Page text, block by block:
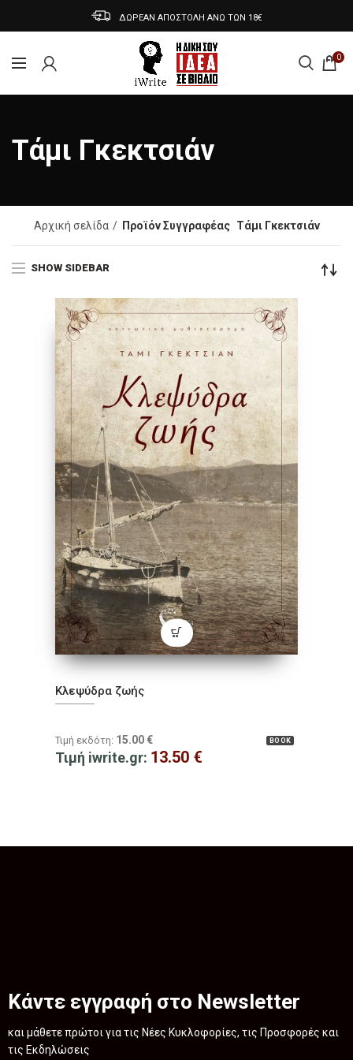
ΔΩΡΕΑΝ ΑΠΟΣΤΟΛΗ ΑΝΩ ΤΩΝ 18€
0
Τάμι Γκεκτσιάν
Αρχική σελίδα Προϊόν Συγγραφέας Τάμι Γκεκτσιάν
SHOW SIDEBAR
Κλεψύδρα ζωής
BOOK
Τιμή εκδότη: 15.00 €
Τιμή iwrite.gr: 13.50 €
Κάντε εγγραφή στο Newsletter
και μάθετε πρώτοι για τις Νέες Κυκλοφορίες, τις Προσφορές και
τις Εκδηλώσεις